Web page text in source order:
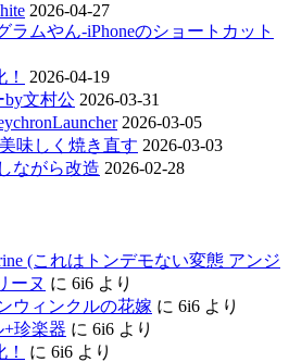
2026-04-27
ラムやん-iPhoneのショートカット
2026-04-19
by文村公 2026-03-31
2026-03-05
味しく焼き直す 2026-03-03
ながら改造 2026-02-28
(これはトンデモない変態 アンジ
ーヌ に 6i6 より
ウィンクルの花嫁 に 6i6 より
+珍楽器 に 6i6 より
に 6i6 より